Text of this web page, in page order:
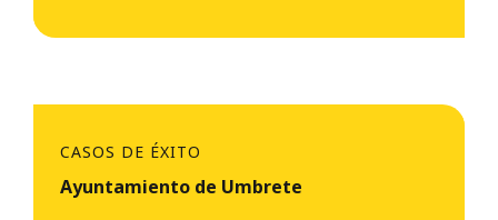
CASOS DE ÉXITO
Ayuntamiento de Umbrete